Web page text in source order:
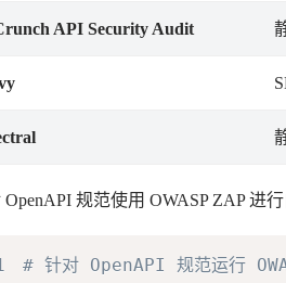
API Security Audit
OpenAPI 规范使用 OWASP ZAP 进行
# 针对 OpenAPI 规范运行